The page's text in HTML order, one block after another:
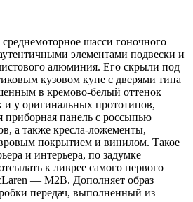
шасси гоночного
элементами подвески и
алюминия. Его скрыли под
кузовом купе с дверями типа
в кремово-белый оттенок
и у оригинальных прототипов,
приборная панель с россыпью
а также кресла-ложементы,
покрытием и винилом. Такое
и интерьера, по задумке
к ливрее самого первого
— M2B. Дополняет образ
передач, выполненный из